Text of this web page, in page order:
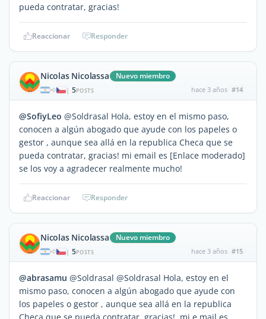
pueda contratar, gracias!
Reaccionar Responder
Nicolas Nicolassa Nuevo miembro
| 5POSTS hace 3 años #14
@SofiyLeo @Soldrasal Hola, estoy en el mismo paso,
conocen a algún abogado que ayude con los papeles o
gestor , aunque sea allá en la republica Checa que se
pueda contratar, gracias! mi email es [Enlace moderado]
se los voy a agradecer realmente mucho!
Reaccionar Responder
Nicolas Nicolassa Nuevo miembro
| 5POSTS hace 3 años #15
@abrasamu @Soldrasal @Soldrasal Hola, estoy en el
mismo paso, conocen a algún abogado que ayude con
los papeles o gestor , aunque sea allá en la republica